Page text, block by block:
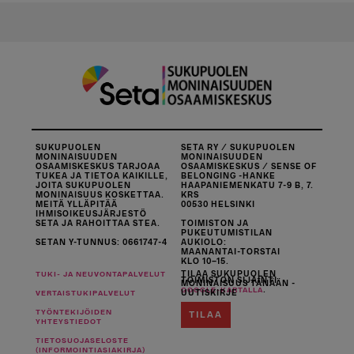
SUKUPUOLEN
MONINAISUUDEN
OSAAMISKESKUS TARJOAA
TUKEA JA TIETOA KAIKILLE,
JOITA SUKUPUOLEN
MONINAISUUS KOSKETTAA.
MEITÄ YLLÄPITÄÄ
IHMISOIKEUSJÄRJESTÖ
SETA JA RAHOITTAA STEA.
SETAN Y-TUNNUS: 0661747-4
SETA RY / SUKUPUOLEN
MONINAISUUDEN
OSAAMISKESKUS / SENSE OF
BELONGING -HANKE
HAAPANIEMENKATU 7-9 B, 7.
KRS
00530 HELSINKI
TOIMISTON JA
PUKEUTUMISTILAN
AUKIOLO:
MAANANTAI-TORSTAI
KLO 10–15.
TOIMISTON SIJAINTI
GOOGLE-KARTALLA.
TUKI- JA NEUVONTAPALVELUT
VERTAISTUKIPALVELUT
TYÖNTEKIJÖIDEN
YHTEYSTIEDOT
TIETOSUOJASELOSTE
(INFORMOINTIASIAKIRJA)
TILAA SUKUPUOLEN
MONINAISUUS TÄNÄÄN -
UUTISKIRJE
TILAA